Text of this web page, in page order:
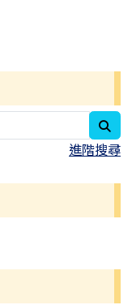
進階搜尋